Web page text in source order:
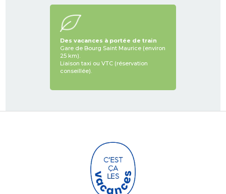
Des vacances à portée de train
Gare de Bourg Saint Maurice (environ
25 km).
Liaison taxi ou VTC (réservation
conseillée).